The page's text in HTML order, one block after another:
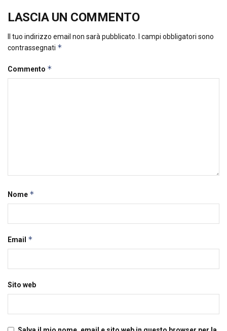
LASCIA UN COMMENTO
Il tuo indirizzo email non sarà pubblicato.
I campi obbligatori sono
contrassegnati *
Commento *
Nome *
Email *
Sito web